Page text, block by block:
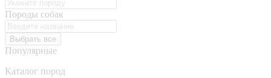
Породы собак
Выбрать все
Популярные
Каталог пород